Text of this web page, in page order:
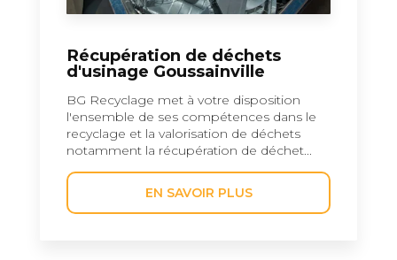
Récupération de déchets
d'usinage Goussainville
BG Recyclage met à votre disposition
l'ensemble de ses compétences dans le
recyclage et la valorisation de déchets
notamment la récupération de déchet...
EN SAVOIR PLUS